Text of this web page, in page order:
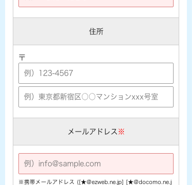
住所
〒
メールアドレス ※
※携帯メールアドレス ([★@ezweb.ne.jp] [★@docomo.ne.j